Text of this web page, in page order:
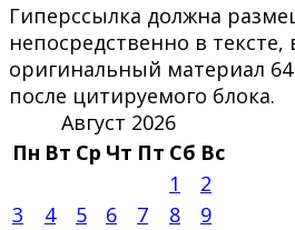
Гиперссылка должна
непосредственно в
оригинальный материал
после цитируемого блока.
Август 2026
Пн Вт Ср Чт Пт Сб Вс
1
2
3
4 5 6 7 8
9